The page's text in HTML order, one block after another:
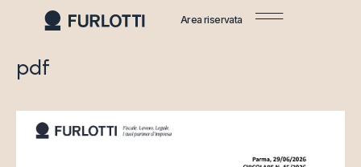
Area riservata
pdf